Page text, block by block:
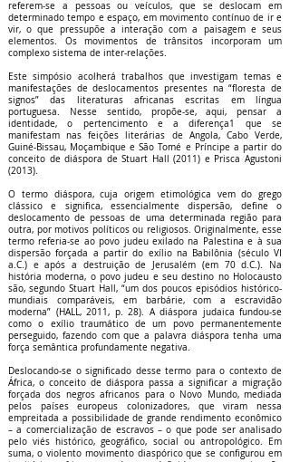
referem-se a pessoas ou veículos, que se deslocam em
determinado tempo e espaço, em movimento contínuo de ir e
vir, o que pressupõe a interação com a paisagem e seus
elementos. Os movimentos de trânsitos incorporam um
complexo sistema de inter-relações.
Este simpósio acolherá trabalhos que investigam temas e
manifestações de deslocamentos presentes na “floresta de
signos” das literaturas africanas escritas em língua
portuguesa. Nesse sentido, propõe-se, aqui, pensar a
identidade, o pertencimento e a diferença1 que se
manifestam nas feições literárias de Angola, Cabo Verde,
Guiné-Bissau, Moçambique e São Tomé e Príncipe a partir do
conceito de diáspora de Stuart Hall (2011) e Prisca Agustoni
(2013).
O termo diáspora, cuja origem etimológica vem do grego
clássico e significa, essencialmente dispersão, define o
deslocamento de pessoas de uma determinada região para
outra, por motivos políticos ou religiosos. Originalmente, esse
termo referia-se ao povo judeu exilado na Palestina e à sua
dispersão forçada a partir do exílio na Babilônia (século VI
a.C.) e após a destruição de Jerusalém (em 70 d.C.). Na
história moderna, o povo judeu e seu destino no Holocausto
são, segundo Stuart Hall, “um dos poucos episódios histórico-
mundiais comparáveis, em barbárie, com a escravidão
moderna” (HALL, 2011, p. 28). A diáspora judaica fundou-se
como o exílio traumático de um povo permanentemente
perseguido, fazendo com que a palavra diáspora tenha uma
força semântica profundamente negativa.
Deslocando-se o significado desse termo para o contexto de
África, o conceito de diáspora passa a significar a migração
forçada dos negros africanos para o Novo Mundo, mediada
pelos países europeus colonizadores, que viram nessa
empreitada a possibilidade de grande rendimento econômico
– a comercialização de escravos – o que pode ser analisado
pelo viés histórico, geográfico, social ou antropológico. Em
suma, o violento movimento diaspórico que se configurou em